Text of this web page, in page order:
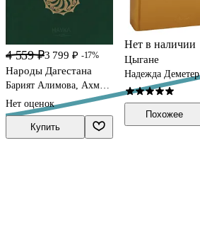
4 559 ₽3 799 ₽ -17%
Народы Дагестана
Барият Алимова, Ахмед
Нет оценок
Купить
Нет в наличии
Цыгане
Надежда Деметер
Похожее